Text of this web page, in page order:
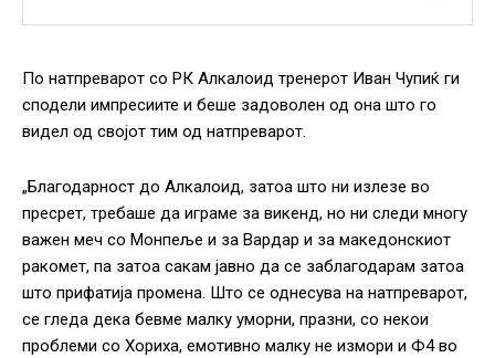
По натпреварот со РК Алкалоид тренерот Иван Чупиќ ги
сподели импресиите и беше задоволен од она што го
видел од својот тим од натпреварот.
„Благодарност до Алкалоид, затоа што ни излезе во
пресрет, требаше да играме за викенд, но ни следи многу
важен меч со Монпеље и за Вардар и за македонскиот
ракомет, па затоа сакам јавно да се заблагодарам затоа
што прифатија промена. Што се однесува на натпреварот,
се гледа дека бевме малку уморни, празни, со некои
проблеми со Хориха, емотивно малку не измори и Ф4 во